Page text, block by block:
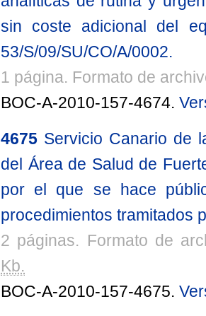
sin coste adicional del
53/S/09/SU/CO/A/0002.
1 página. Formato de
BOC-A-2010-157-4674.
4675 Servicio Canario de
del Área de Salud de
por el que se hace
procedimientos tramitados
2 páginas. Formato de
Kb.
BOC-A-2010-157-4675.